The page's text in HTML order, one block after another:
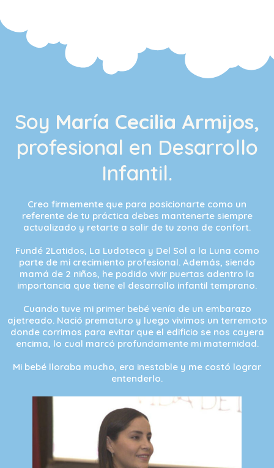
Soy María Cecilia Armijos,
profesional en Desarrollo
Infantil.
Creo firmemente que para posicionarte como un
referente de tu práctica debes mantenerte siempre
actualizado y retarte a salir de tu zona de confort.
Fundé 2Latidos, La Ludoteca y Del Sol a la Luna como
parte de mi crecimiento profesional. Además, siendo
mamá de 2 niños, he podido vivir puertas adentro la
importancia que tiene el desarrollo infantil temprano.
Cuando tuve mi primer bebé venía de un embarazo
ajetreado. Nació prematuro y luego vivimos un terremoto
donde corrimos para evitar que el edificio se nos cayera
encima, lo cual marcó profundamente mi maternidad.
Mi bebé lloraba mucho, era inestable y me costó lograr
entenderlo.